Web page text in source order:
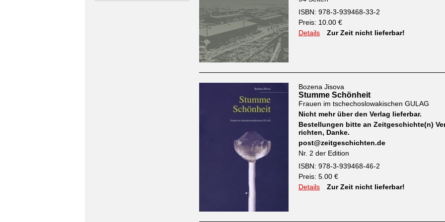
ISBN: 978-3-939468-33-2
Preis: 10.00 €
Details
Zur Zeit nicht lieferbar!
Bozena Jisova
Stumme Schönheit
Frauen im tschechoslowakischen GULAG
Nicht mehr über den Verlag lieferbar.
Bestellungen bitte an Zeitgeschichte(n)
richten, Danke.
post@zeitgeschichten.de
Nr. 2 der Edition
ISBN: 978-3-939468-46-2
Preis: 5.00 €
Details
Zur Zeit nicht lieferbar!